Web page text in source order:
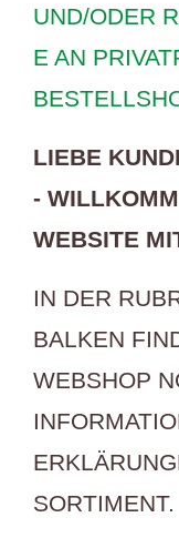
UND/ODER
E AN
LIEBE
-
WEBSITE
IN DER
BALKEN
WEBSHOP
SORTIMENT.